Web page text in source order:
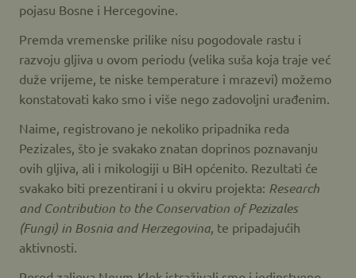
pojasu Bosne i Hercegovine.
Premda vremenske prilike nisu pogodovale rastu i
razvoju gljiva u ovom periodu (velika suša koja traje već
duže vrijeme, te niske temperature i mrazevi) možemo
konstatovati kako smo i više nego zadovoljni urađenim.
Naime, registrovano je nekoliko pripadnika reda
Pezizales, što je svakako znatan doprinos poznavanju
ovih gljiva, ali i mikologiji u BiH općenito. Rezultati će
svakako biti prezentirani i u okviru projekta: Research
and Contribution to the Conservation of Pezizales
(Fungi) in Bosnia and Herzegovina, te pripadajućih
aktivnosti.